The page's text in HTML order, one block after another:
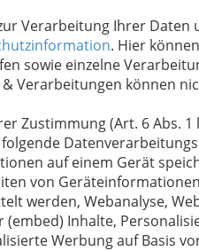
Verarbeitung Ihrer Daten
. Hier
sowie einzelne
& Verarbeitungen können
Zustimmung (Art. 6 Abs.
auf einem Gerät
von
werden, Webanalyse,
(embed) Inhalte,
Werbung auf Basis
was es bedeutet. Dass
bezog, die nicht auf
man erst einmal
mehr:Leder ist eine
deren natürliche
den Begriffen Leder
aus der Lederhaut
Diese gliedert sich
ihr glattes
liegende, für die
Während z. B.
das sind sehr